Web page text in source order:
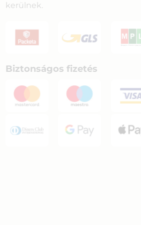
kerülnek.
Biztonságos fizetés